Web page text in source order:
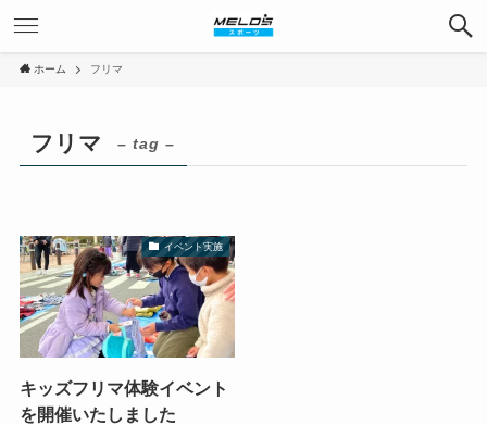
ホーム フリマ
フリマ – tag –
イベント実施
キッズフリマ体験イベント
を開催いたしました